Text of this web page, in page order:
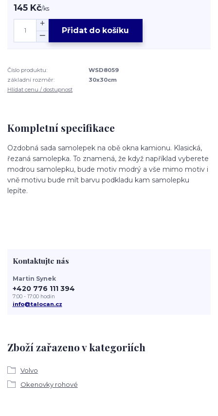
145 Kč/ks
Přidat do košíku
Číslo produktu:
WSD8059
základní rozměr:
30x30cm
Hlídat cenu / dostupnost
Kompletní specifikace
Ozdobná sada samolepek na obě okna kamionu. Klasická,
řezaná samolepka. To znamená, že když například vyberete
modrou samolepku, bude motiv modrý a vše mimo motiv i
vně motivu bude mít barvu podkladu kam samolepku
lepíte.
Zboží zařazeno v kategoriích
Volvo
Okenovky rohové
Kontaktujte nás
Martin Synek
+420 776 111 394
7:00 - 17:00 hodin
info@talocan.cz